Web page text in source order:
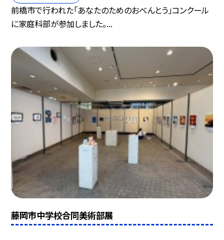
前橋市で行われた「あなたのためのおべんとう」コンクール
に家庭科部が参加しました。...
藤岡市中学校合同美術部展